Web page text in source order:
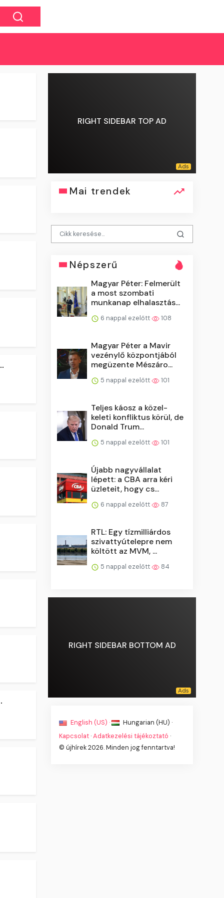
RIGHT SIDEBAR TOP AD
Mai trendek
Népszerű
Magyar Péter: Felmerült
a most szombati
munkanap elhalasztás...
6 nappal ezelőtt 108
Magyar Péter a Mavir
vezénylő központjából
megüzente Mészáro...
5 nappal ezelőtt 101
Teljes káosz a közel-
keleti konfliktus körül, de
Donald Trum...
5 nappal ezelőtt 101
Újabb nagyvállalat
lépett: a CBA arra kéri
üzleteit, hogy cs...
6 nappal ezelőtt 87
RTL: Egy tízmilliárdos
szivattyútelepre nem
költött az MVM, ...
5 nappal ezelőtt 84
RIGHT SIDEBAR BOTTOM AD
English (US) ·
Hungarian (HU) ·
Kapcsolat ·Adatkezelési tájékoztató ·
© újhírek 2026. Minden jog fenntartva!